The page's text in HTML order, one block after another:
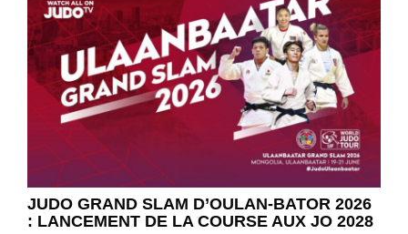
JUDO GRAND SLAM D’OULAN-BATOR 2026
: LANCEMENT DE LA COURSE AUX JO 2028